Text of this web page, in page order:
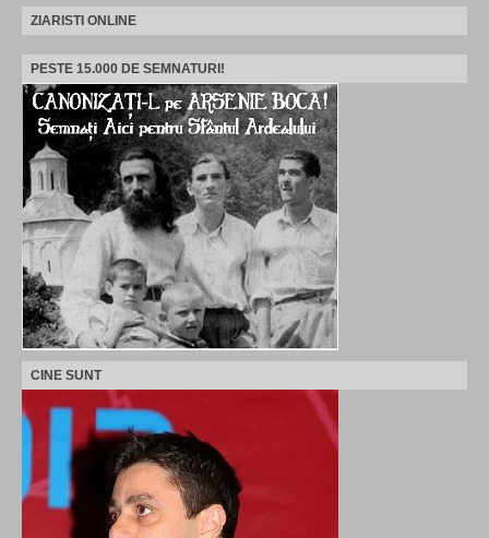
ZIARISTI ONLINE
PESTE 15.000 DE SEMNATURI!
CINE SUNT